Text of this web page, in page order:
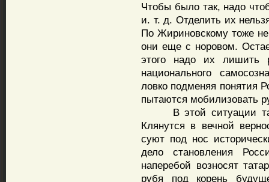
Чтобы было так, надо
и. т. д. Отделить их
По Жириновскому тоже
они еще с норовом.
этого надо их лишить
национального
ловко подменяя понятия
пытаются мобилизовать
В этой ситуации
Клянутся в вечной
суют под нос
дело становления
наперебой возносят
рубя под корень